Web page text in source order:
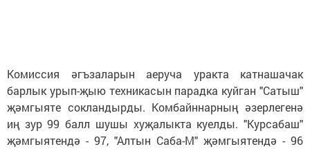
Комиссия әгъзаларын аеруча уракта катнашачак
барлык урып-җыю техникасын парадка куйган "Сатыш"
җәмгыяте сокландырды. Комбайннарның әзерлегенә
иң зур 99 балл шушы хуҗалыкта куелды. "Курсабаш"
җәмгыятендә - 97, "Алтын Саба-М" җәмгыятендә - 96